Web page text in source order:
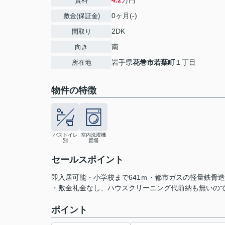
敷金(保証金) 0ヶ月(-)
間取り 2DK
向き 南
所在地 岩手県花巻市若葉町１丁目
物件の特徴
バストイレ
別
室内洗濯機
置場
セールスポイント
即入居可能・小学校まで641ｍ・都市ガスの軽量鉄骨
・敷金礼金なし、ハウスクリーニング代前納も無い
ポイント